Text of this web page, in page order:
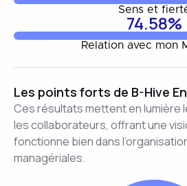
Sens et
74.58%
Relation avec mon
Les points forts de B-Hive
Ces résultats mettent en lumière
les collaborateurs, offrant une
fonctionne bien dans
managériales.